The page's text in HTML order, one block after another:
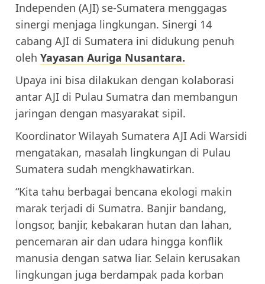
Independen (AJI) se-Sumatera menggagas
sinergi menjaga lingkungan. Sinergi 14
cabang AJI di Sumatera ini didukung penuh
oleh Yayasan Auriga Nusantara.
Upaya ini bisa dilakukan dengan kolaborasi
antar AJI di Pulau Sumatra dan membangun
jaringan dengan masyarakat sipil.
Koordinator Wilayah Sumatera AJI Adi Warsidi
mengatakan, masalah lingkungan di Pulau
Sumatera sudah mengkhawatirkan.
“Kita tahu berbagai bencana ekologi makin
marak terjadi di Sumatra. Banjir bandang,
longsor, banjir, kebakaran hutan dan lahan,
pencemaran air dan udara hingga konflik
manusia dengan satwa liar. Selain kerusakan
lingkungan juga berdampak pada korban